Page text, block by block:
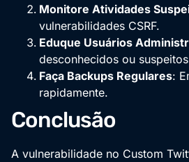
Monitore Atividades
vulnerabilidades CSRF.
Eduque Usuários
desconhecidos ou
Faça Backups Regulares:
rapidamente.
Conclusão
A vulnerabilidade no Custom